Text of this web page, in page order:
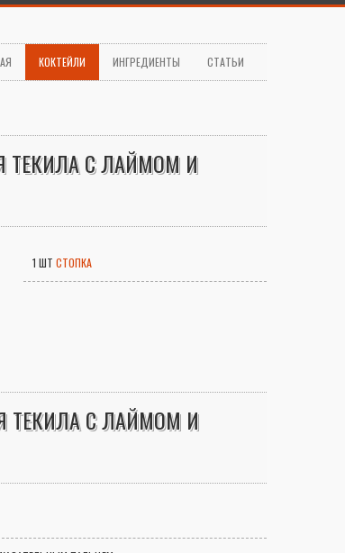
КОКТЕЙЛИ ИНГРЕДИЕНТЫ СТАТЬИ
ТЕКИЛА С ЛАЙМОМ И
1 ШТ СТОПКА
ТЕКИЛА С ЛАЙМОМ И